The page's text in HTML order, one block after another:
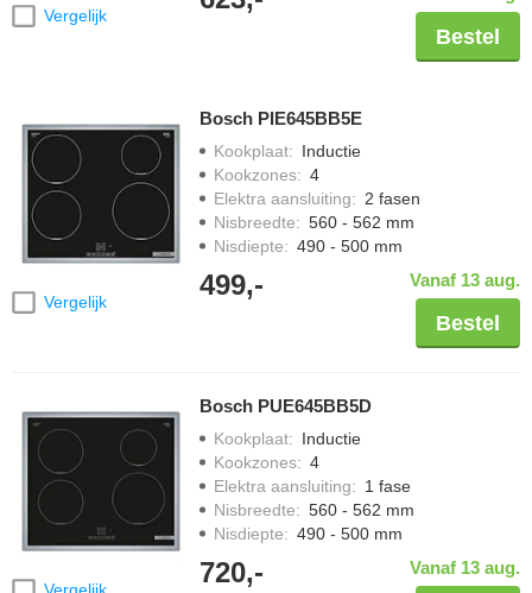
Vergelijk
Bestel
Vergelijk
Bosch PIE645BB5E
Kookplaat: Inductie
Kookzones: 4
Elektra aansluiting: 2 fasen
Nisbreedte: 560 - 562 mm
Nisdiepte: 490 - 500 mm
499,- Vanaf 13 aug.
Bestel
Bosch PUE645BB5D
Kookplaat: Inductie
Kookzones: 4
Elektra aansluiting: 1 fase
Nisbreedte: 560 - 562 mm
Nisdiepte: 490 - 500 mm
720,- Vanaf 13 aug.